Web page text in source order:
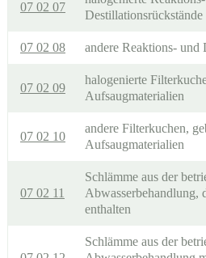
07 02 07
Destillationsrückstände
07 02 08 andere Reaktions- und
07 02 09
halogenierte
Aufsaugmaterialien
07 02 10
andere Filterkuchen,
Aufsaugmaterialien
07 02 11
Schlämme aus der
Abwasserbehandlung,
enthalten
Schlämme aus der